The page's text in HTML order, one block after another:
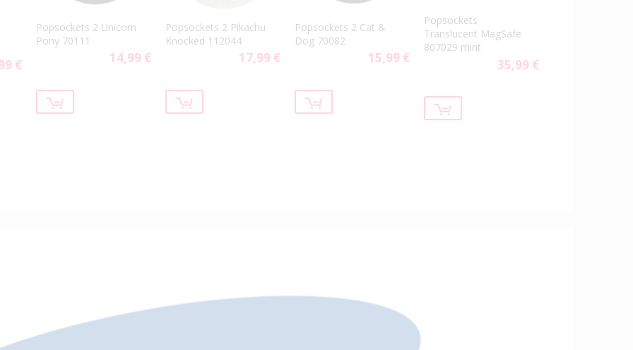
€
Popsockets 2 Unicorn
Pony 70111
14,99 €
Popsockets 2 Pikachu
Knocked 112044
17,99 €
Popsockets 2 Cat &
Dog 70082
15,99 €
Popsockets
Translucent MagSafe
807029 mint
35,99 €